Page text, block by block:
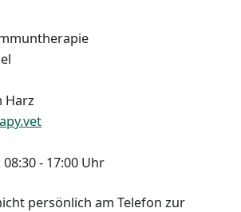
Harz
- 17:00 Uhr
persönlich am Telefon zur